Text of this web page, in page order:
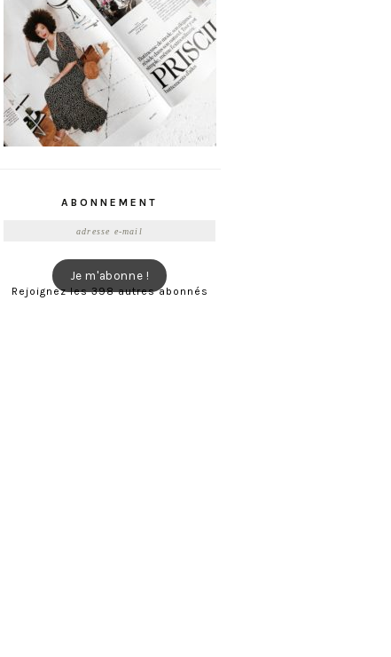
ABONNEMENT
Je m'abonne !
Rejoignez les 398 autres abonnés